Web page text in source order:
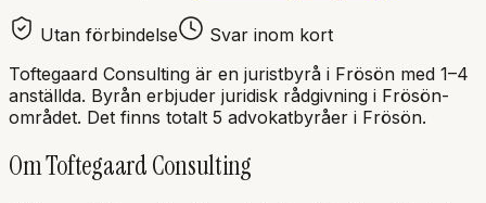
Utan förbindelse
Svar inom kort
Toftegaard Consulting är en juristbyrå i Frösön med 1–4
anställda. Byrån erbjuder juridisk rådgivning i Frösön-
området. Det finns totalt 5 advokatbyråer i Frösön.
OmToftegaard Consulting